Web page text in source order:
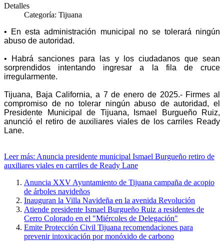
Detalles
Categoría: Tijuana
• En esta administración municipal no se tolerará ningún
abuso de autoridad.
• Habrá sanciones para las y los ciudadanos que sean
sorprendidos intentando ingresar a la fila de cruce
irregularmente.
Tijuana, Baja California, a 7 de enero de 2025.- Firmes al
compromiso de no tolerar ningún abuso de autoridad, el
Presidente Municipal de Tijuana, Ismael Burgueño Ruiz,
anunció el retiro de auxiliares viales de los carriles Ready
Lane.
Leer más: Anuncia presidente municipal Ismael Burgueño retiro de
auxiliares viales en carriles de Ready Lane
Anuncia XXV Ayuntamiento de Tijuana campaña de acopio
de árboles navideños
Inauguran la Villa Navideña en la avenida Revolución
Atiende presidente Ismael Burgueño Ruiz a residentes de
Cerro Colorado en el "Miércoles de Delegación"
Emite Protección Civil Tijuana recomendaciones para
prevenir intoxicación por monóxido de carbono